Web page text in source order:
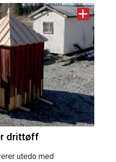
drittøff
utedo med